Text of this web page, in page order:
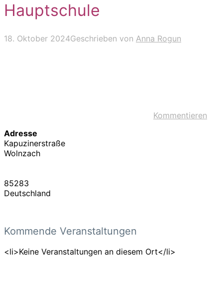
Hauptschule
18. Oktober 2024Geschrieben von Anna Rogun
Kommentieren
Adresse
Kapuzinerstraße
Wolnzach
85283
Deutschland
Kommende Veranstaltungen
<li>Keine Veranstaltungen an diesem Ort</li>